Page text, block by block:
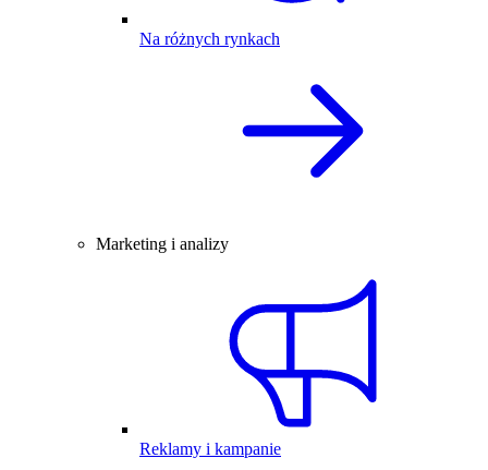
Na różnych rynkach
Marketing i analizy
Reklamy i kampanie